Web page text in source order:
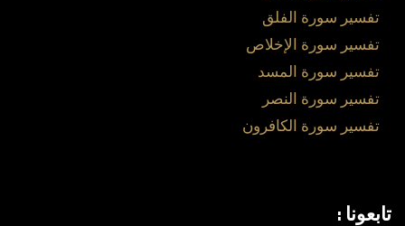
تفسير سورة الفلق
تفسير سورة الإخلاص
تفسير سورة المسد
تفسير سورة النصر
تفسير سورة الكافرون
تابعونا :